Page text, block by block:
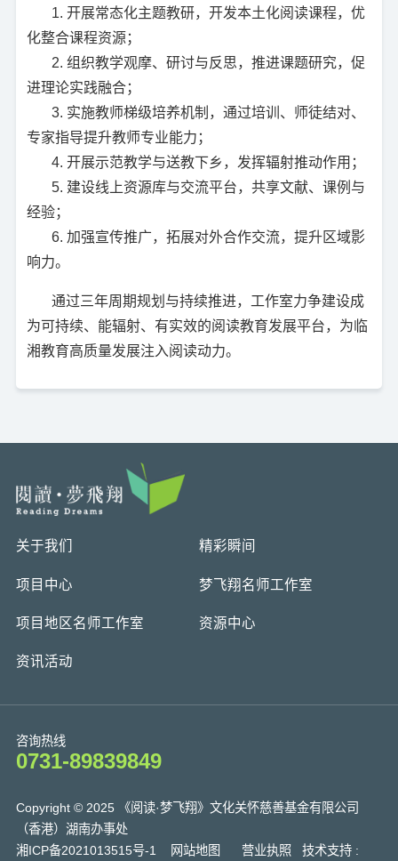
1. 开展常态化主题教研，开发本土化阅读课程，优
化整合课程资源；
2. 组织教学观摩、研讨与反思，推进课题研究，促
进理论实践融合；
3. 实施教师梯级培养机制，通过培训、师徒结对、
专家指导提升教师专业能力；
4. 开展示范教学与送教下乡，发挥辐射推动作用；
5. 建设线上资源库与交流平台，共享文献、课例与
经验；
6. 加强宣传推广，拓展对外合作交流，提升区域影
响力。
通过三年周期规划与持续推进，工作室力争建设成
为可持续、能辐射、有实效的阅读教育发展平台，为临
湘教育高质量发展注入阅读动力。
关于我们 精彩瞬间
项目中心 梦飞翔名师工作室
项目地区名师工作室 资源中心
资讯活动
咨询热线
0731-89839849
Copyright © 2025 《阅读·梦飞翔》文化关怀慈善基金有限公司
（香港）湖南办事处
湘ICP备2021013515号-1
网站地图 营业执照 技术支持 :